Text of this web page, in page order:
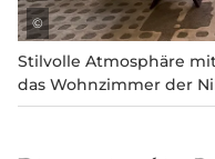
©
Stilvolle Atmosphäre
das Wohnzimmer der